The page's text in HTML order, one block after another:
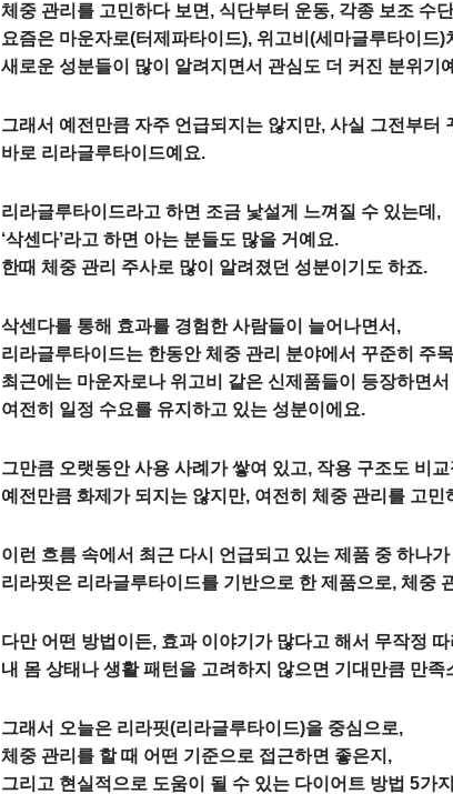
체중 관리를 고민하다 보면, 식단부터 운동, 각종 보조 수
요즘은 마운자로(터제파타이드), 위고비(세마글루타이드)
새로운 성분들이 많이 알려지면서 관심도 더 커진 분위기
그래서 예전만큼 자주 언급되지는 않지만, 사실 그전부터
바로 리라글루타이드예요.
리라글루타이드라고 하면 조금 낯설게 느껴질 수 있는데,
‘삭센다’라고 하면 아는 분들도 많을 거예요.
한때 체중 관리 주사로 많이 알려졌던 성분이기도 하죠.
삭센다를 통해 효과를 경험한 사람들이 늘어나면서,
리라글루타이드는 한동안 체중 관리 분야에서 꾸준히 주
최근에는 마운자로나 위고비 같은 신제품들이 등장하면
여전히 일정 수요를 유지하고 있는 성분이에요.
그만큼 오랫동안 사용 사례가 쌓여 있고, 작용 구조도 비
예전만큼 화제가 되지는 않지만, 여전히 체중 관리를 고
이런 흐름 속에서 최근 다시 언급되고 있는 제품 중 하나가
리라핏은 리라글루타이드를 기반으로 한 제품으로, 체중
다만 어떤 방법이든, 효과 이야기가 많다고 해서 무작정
내 몸 상태나 생활 패턴을 고려하지 않으면 기대만큼 만족
그래서 오늘은 리라핏(리라글루타이드)을 중심으로,
체중 관리를 할 때 어떤 기준으로 접근하면 좋은지,
그리고 현실적으로 도움이 될 수 있는 다이어트 방법 5가